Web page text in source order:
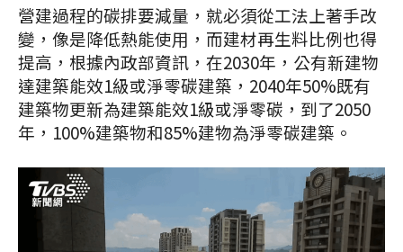
營建過程的碳排要減量，就必須從工法上著手改
變，像是降低熱能使用，而建材再生料比例也得
提高，根據內政部資訊，在2030年，公有新建物
達建築能效1級或淨零碳建築，2040年50%既有
建築物更新為建築能效1級或淨零碳，到了2050
年，100%建築物和85%建物為淨零碳建築。